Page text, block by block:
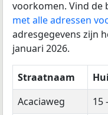
voorkomen. Vind de
met alle adressen
adresgegevens zijn
januari 2026.
Straatnaam
Acaciaweg
15